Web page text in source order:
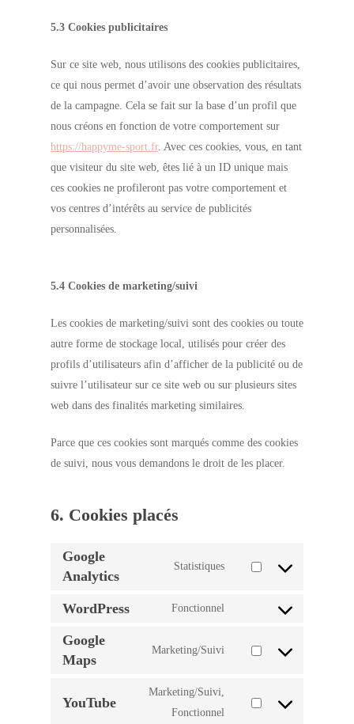
5.3 Cookies publicitaires
Sur ce site web, nous utilisons des cookies publicitaires,
ce qui nous permet d’avoir une observation des résultats
de la campagne. Cela se fait sur la base d’un profil que
nous créons en fonction de votre comportement sur
https://happyme-sport.fr. Avec ces cookies, vous, en tant
que visiteur du site web, êtes lié à un ID unique mais
ces cookies ne profileront pas votre comportement et
vos centres d’intérêts au service de publicités
personnalisées.
5.4 Cookies de marketing/suivi
Les cookies de marketing/suivi sont des cookies ou toute
autre forme de stockage local, utilisés pour créer des
profils d’utilisateurs afin d’afficher de la publicité ou de
suivre l’utilisateur sur ce site web ou sur plusieurs sites
web dans des finalités marketing similaires.
Parce que ces cookies sont marqués comme des cookies
de suivi, nous vous demandons le droit de les placer.
6. Cookies placés
Google
Analytics
Statistiques
Consent
analytics
WordPress
Fonctionnel
service
Google
Maps
Marketing/Suivi
Consent
service
YouTube
Marketing/Suivi,
Fonctionnel
Consent